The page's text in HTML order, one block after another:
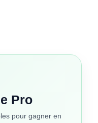
Pro
pour gagner en